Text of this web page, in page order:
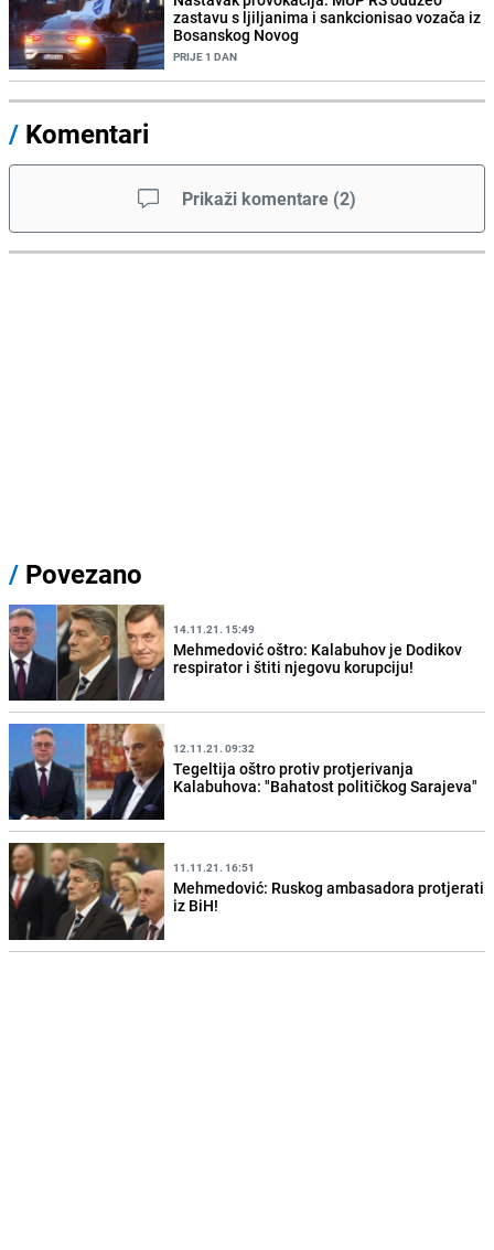
zastavu s ljiljanima i sankcionisao vozača iz
Bosanskog Novog
PRIJE 1 DAN
/ Komentari
Prikaži komentare (2)
/ Povezano
14.11.21. 15:49
Mehmedović oštro: Kalabuhov je Dodikov
respirator i štiti njegovu korupciju!
12.11.21. 09:32
Tegeltija oštro protiv protjerivanja
Kalabuhova: "Bahatost političkog Sarajeva"
11.11.21. 16:51
Mehmedović: Ruskog ambasadora protjerati
iz BiH!